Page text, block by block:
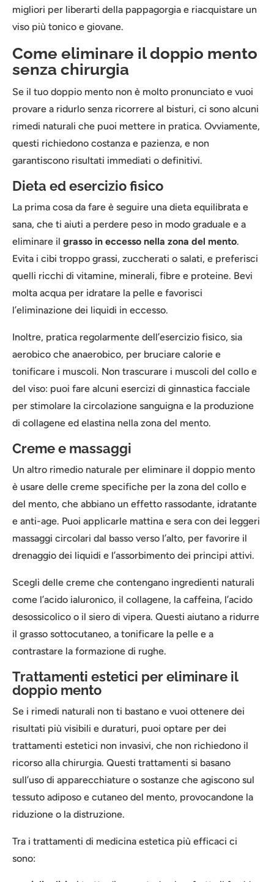
migliori per liberarti della pappagorgia e riacquistare un
viso più tonico e giovane.
Come eliminare il doppio mento
senza chirurgia
Se il tuo doppio mento non è molto pronunciato e vuoi
provare a ridurlo senza ricorrere al bisturi, ci sono alcuni
rimedi naturali che puoi mettere in pratica. Ovviamente,
questi richiedono costanza e pazienza, e non
garantiscono risultati immediati o definitivi.
Dieta ed esercizio fisico
La prima cosa da fare è seguire una dieta equilibrata e
sana, che ti aiuti a perdere peso in modo graduale e a
eliminare il grasso in eccesso nella zona del mento.
Evita i cibi troppo grassi, zuccherati o salati, e preferisci
quelli ricchi di vitamine, minerali, fibre e proteine. Bevi
molta acqua per idratare la pelle e favorisci
l’eliminazione dei liquidi in eccesso.
Inoltre, pratica regolarmente dell’esercizio fisico, sia
aerobico che anaerobico, per bruciare calorie e
tonificare i muscoli. Non trascurare i muscoli del collo e
del viso: puoi fare alcuni esercizi di ginnastica facciale
per stimolare la circolazione sanguigna e la produzione
di collagene ed elastina nella zona del mento.
Creme e massaggi
Un altro rimedio naturale per eliminare il doppio mento
è usare delle creme specifiche per la zona del collo e
del mento, che abbiano un effetto rassodante, idratante
e anti-age. Puoi applicarle mattina e sera con dei leggeri
massaggi circolari dal basso verso l’alto, per favorire il
drenaggio dei liquidi e l’assorbimento dei principi attivi.
Scegli delle creme che contengano ingredienti naturali
come l’acido ialuronico, il collagene, la caffeina, l’acido
desossicolico o il siero di vipera. Questi aiutano a ridurre
il grasso sottocutaneo, a tonificare la pelle e a
contrastare la formazione di rughe.
Trattamenti estetici per eliminare il
doppio mento
Se i rimedi naturali non ti bastano e vuoi ottenere dei
risultati più visibili e duraturi, puoi optare per dei
trattamenti estetici non invasivi, che non richiedono il
ricorso alla chirurgia. Questi trattamenti si basano
sull’uso di apparecchiature o sostanze che agiscono sul
tessuto adiposo e cutaneo del mento, provocandone la
riduzione o la distruzione.
Tra i trattamenti di medicina estetica più efficaci ci
sono: